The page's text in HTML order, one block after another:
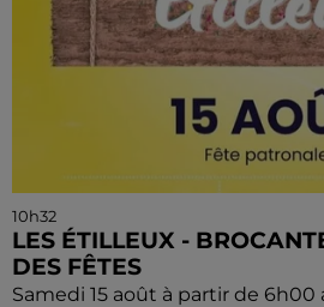
10h32
LES ÉTILLEUX -
DES FÊTES
Samedi 15 août à partir de 6h00